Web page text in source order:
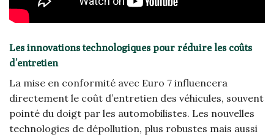
Les innovations technologiques pour réduire les coûts
d’entretien
La mise en conformité avec Euro 7 influencera
directement le coût d’entretien des véhicules, souvent
pointé du doigt par les automobilistes. Les nouvelles
technologies de dépollution, plus robustes mais aussi